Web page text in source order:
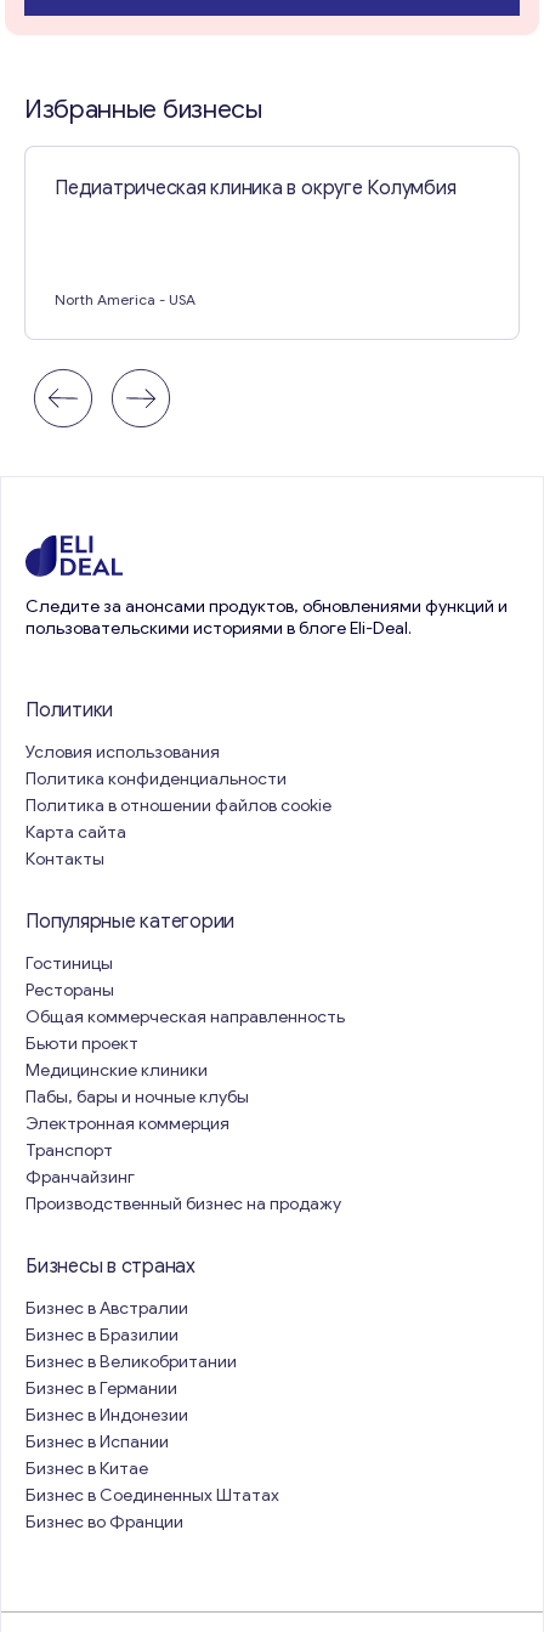
Свяжитесь со мной
Избранные бизнесы
Педиатрическая клиника в округе Колумбия
North America - USA
Следите за анонсами продуктов, обновлениями функций и
пользовательскими историями в блоге Eli-Deal.
Политики
Условия использования
Политика конфиденциальности
Политика в отношении файлов cookie
Карта сайта
Контакты
Популярные категории
Гостиницы
Рестораны
Общая коммерческая направленность
Бьюти проект
Медицинские клиники
Пабы, бары и ночные клубы
Электронная коммерция
Транспорт
Франчайзинг
Производственный бизнес на продажу
Бизнесы в странах
Бизнес в Австралии
Бизнес в Бразилии
Бизнес в Великобритании
Бизнес в Германии
Бизнес в Индонезии
Бизнес в Испании
Бизнес в Китае
Бизнес в Соединенных Штатах
Бизнес во Франции